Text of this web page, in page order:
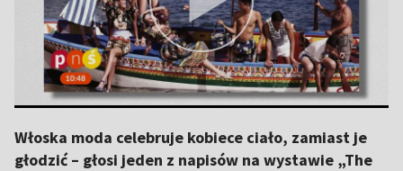
Włoska moda celebruje kobiece ciało, zamiast je
głodzić – głosi jeden z napisów na wystawie „The